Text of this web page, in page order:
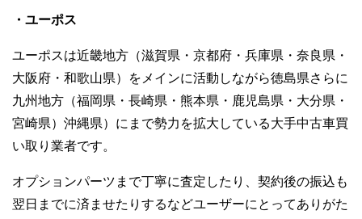
・ユーポス
ユーポスは近畿地方（滋賀県・京都府・兵庫県・奈良県・
大阪府・和歌山県）をメインに活動しながら徳島県さらに
九州地方（福岡県・長崎県・熊本県・鹿児島県・大分県・
宮崎県）沖縄県）にまで勢力を拡大している大手中古車買
い取り業者です。
オプションパーツまで丁寧に査定したり、契約後の振込も
翌日までに済ませたりするなどユーザーにとってありがた